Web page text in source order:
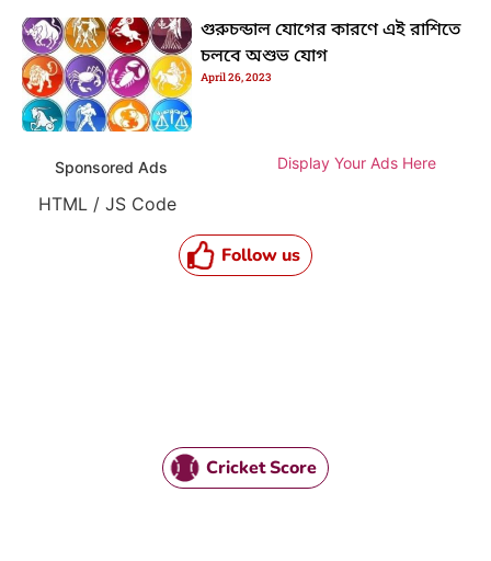
গুরুচন্ডাল যোগের কারণে এই রাশিতে
চলবে অশুভ যোগ
April 26, 2023
Sponsored Ads Display Your Ads Here
HTML / JS Code
Follow us
Cricket Score